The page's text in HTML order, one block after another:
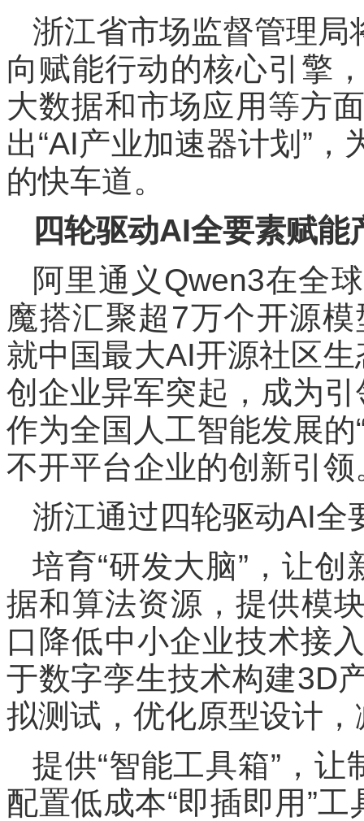
浙江省市场监督管理局
向赋能行动的核心引擎
大数据和市场应用等方
出“AI产业加速器计划”
的快车道。
四轮驱动AI全要素赋能
阿里通义Qwen3在全
魔搭汇聚超7万个开源
就中国最大AI开源社区生
创企业异军突起，成为
作为全国人工智能发展
不开平台企业的创新引领
浙江通过四轮驱动AI
培育“研发大脑”，让创
据和算法资源，提供模
口降低中小企业技术接
于数字孪生技术构建3D
拟测试，优化原型设计
提供“智能工具箱”，让
配置低成本“即插即用”